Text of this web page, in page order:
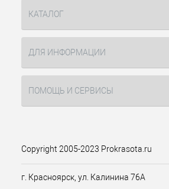
к структуре
результата
стандартных
Содержание
окрашиванию
Оттенок:
КАТАЛОГ
ДЛЯ ИНФОРМАЦИИ
ПОМОЩЬ И СЕРВИСЫ
Copyright 2005-2023 Prokrasota.ru
г. Красноярск, ул. Калинина 76А